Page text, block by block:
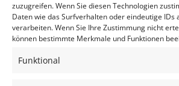
zuzugreifen. Wenn Sie diesen Technologien
Daten wie das Surfverhalten oder eindeutige IDs
verarbeiten. Wenn Sie Ihre Zustimmung nicht
können bestimmte Merkmale und Funktionen
Funktional